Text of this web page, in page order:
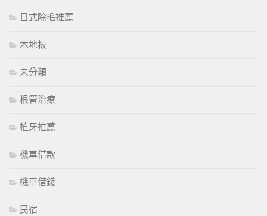
日式除毛推薦
木地板
未分類
根管治療
植牙推薦
機車借款
機車借錢
民宿